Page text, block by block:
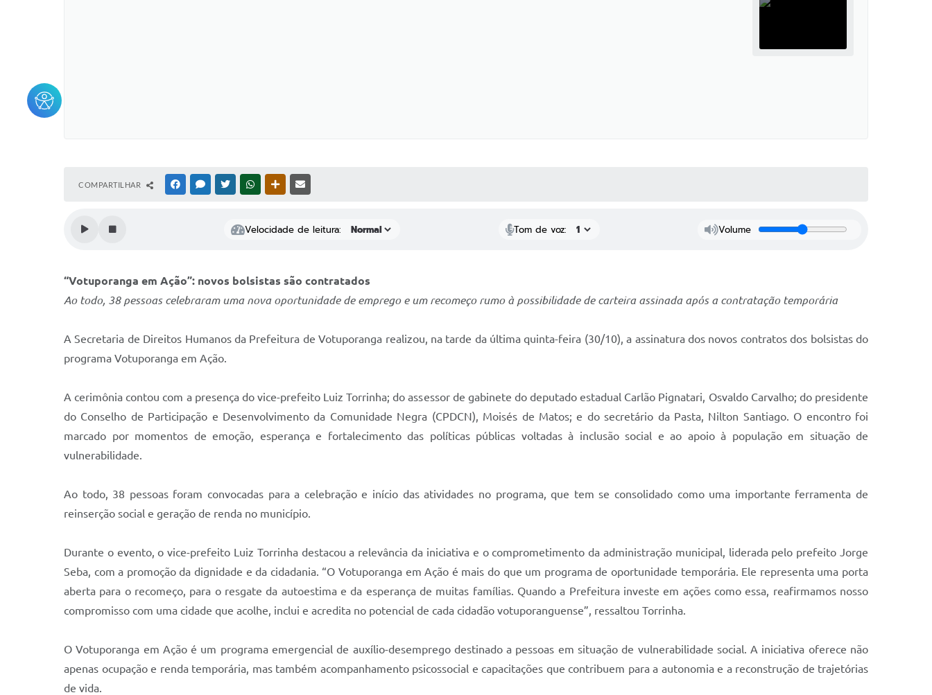
COMPARTILHAR FACEBOOKMESSENGER
TWITTERWHATSAPPOUTRAS MÍDIAS
Velocidade de leitura: Tom de voz: Volume
“Votuporanga em Ação”: novos bolsistas são contratados
Ao todo, 38 pessoas celebraram uma nova oportunidade de emprego e um recomeço rumo à possibilidade de carteira assinada após a contratação temporária
A Secretaria de Direitos Humanos da Prefeitura de Votuporanga realizou, na tarde da última quinta-feira (30/10), a assinatura dos novos contratos dos bolsistas do
programa Votuporanga em Ação.
A cerimônia contou com a presença do vice-prefeito Luiz Torrinha; do assessor de gabinete do deputado estadual Carlão Pignatari, Osvaldo Carvalho; do presidente
do Conselho de Participação e Desenvolvimento da Comunidade Negra (CPDCN), Moisés de Matos; e do secretário da Pasta, Nilton Santiago. O encontro foi
marcado por momentos de emoção, esperança e fortalecimento das políticas públicas voltadas à inclusão social e ao apoio à população em situação de
vulnerabilidade.
Ao todo, 38 pessoas foram convocadas para a celebração e início das atividades no programa, que tem se consolidado como uma importante ferramenta de
reinserção social e geração de renda no município.
Durante o evento, o vice-prefeito Luiz Torrinha destacou a relevância da iniciativa e o comprometimento da administração municipal, liderada pelo prefeito Jorge
Seba, com a promoção da dignidade e da cidadania. “O Votuporanga em Ação é mais do que um programa de oportunidade temporária. Ele representa uma porta
aberta para o recomeço, para o resgate da autoestima e da esperança de muitas famílias. Quando a Prefeitura investe em ações como essa, reafirmamos nosso
compromisso com uma cidade que acolhe, inclui e acredita no potencial de cada cidadão votuporanguense”, ressaltou Torrinha.
O Votuporanga em Ação é um programa emergencial de auxílio-desemprego destinado a pessoas em situação de vulnerabilidade social. A iniciativa oferece não
apenas ocupação e renda temporária, mas também acompanhamento psicossocial e capacitações que contribuem para a autonomia e a reconstrução de trajetórias
de vida.